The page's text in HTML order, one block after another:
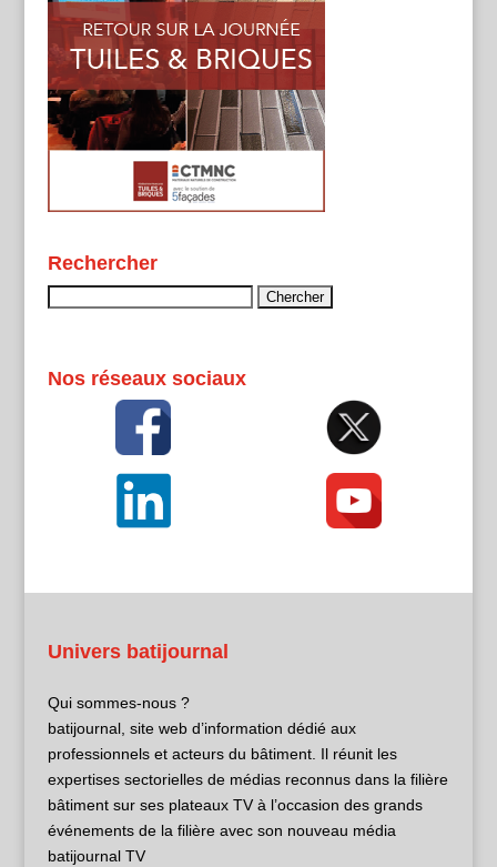
Rechercher
Nos réseaux sociaux
Univers batijournal
Qui sommes-nous ?
batijournal, site web d’information dédié aux
professionnels et acteurs du bâtiment. Il réunit les
expertises sectorielles de médias reconnus dans la filière
bâtiment sur ses plateaux TV à l’occasion des grands
événements de la filière avec son nouveau média
batijournal TV